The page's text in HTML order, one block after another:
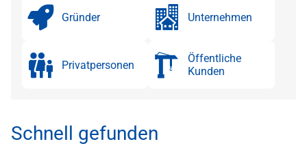
Gründer Unternehmen
Privatpersonen
Öffentliche
Kunden
Schnell gefunden